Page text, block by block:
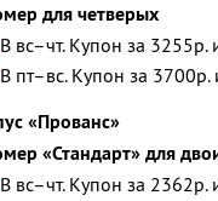
для четверых
В вс–чт. Купон за
В пт–вс. Купон за
«Прованс»
«Стандарт» для
В вс–чт. Купон за